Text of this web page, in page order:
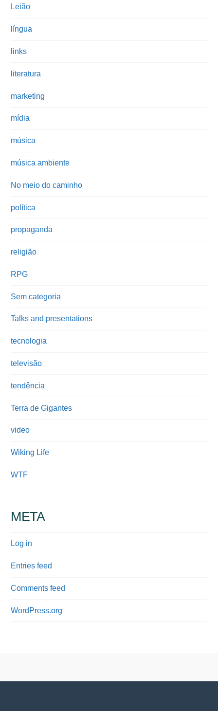
Leião
língua
links
literatura
marketing
mídia
música
música ambiente
No meio do caminho
política
propaganda
religião
RPG
Sem categoria
Talks and presentations
tecnologia
televisão
tendência
Terra de Gigantes
video
Wiking Life
WTF
META
Log in
Entries feed
Comments feed
WordPress.org